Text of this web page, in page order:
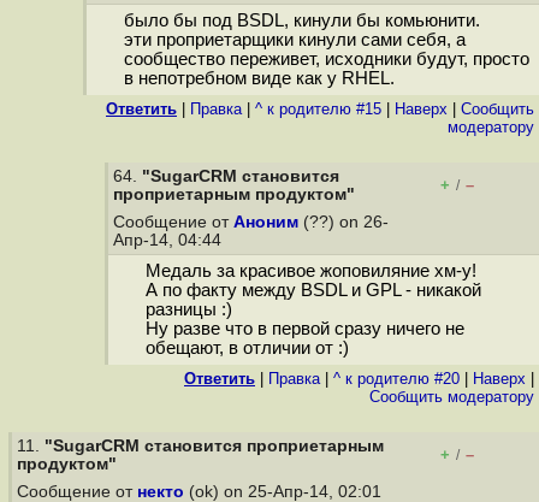
было бы под BSDL, кинули бы комьюнити.
эти проприетарщики кинули сами себя, а
сообщество переживет, исходники будут, просто
в непотребном виде как у RHEL.
Ответить Правка| ^ к родителю #15 Наверх
Cообщить
модератору
64. "SugarCRM становится
проприетарным продуктом"
+ / –
Сообщение от Аноним (??) on 26-
Апр-14, 04:44
Медаль за красивое жоповиляние хм-у!
А по факту между BSDL и GPL - никакой
разницы :)
Ну разве что в первой сразу ничего не
обещают, в отличии от :)
Ответить Правка| ^ к родителю #20 Наверх
Cообщить модератору
11. "SugarCRM становится проприетарным
продуктом"
+ / –
Сообщение от некто (ok) on 25-Апр-14, 02:01